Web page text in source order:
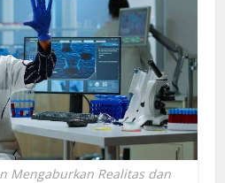
Mengaburkan Realitas dan